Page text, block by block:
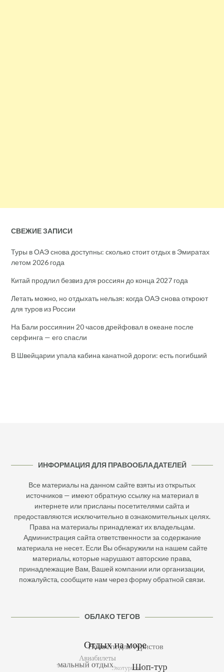
СВЕЖИЕ ЗАПИСИ
Туры в ОАЭ снова доступны: сколько стоит отдых в Эмиратах
летом 2026 года
Китай продлил безвиз для россиян до конца 2027 года
Летать можно, но отдыхать нельзя: когда ОАЭ снова откроют
для туров из России
На Бали россиянин 20 часов дрейфовал в океане после
серфинга — его спасли
В Швейцарии упала кабина канатной дороги: есть погибший
ИНФОРМАЦИЯ ДЛЯ ПРАВООБЛАДАТЕЛЕЙ
Все материалы на данном сайте взяты из открытых
источников — имеют обратную ссылку на материал в
интернете или присланы посетителями сайта и
предоставляются исключительно в ознакомительных целях.
Права на материалы принадлежат их владельцам.
Администрация сайта ответственности за содержание
материала не несет. Если Вы обнаружили на нашем сайте
материалы, которые нарушают авторские права,
принадлежащие Вам, Вашей компании или организации,
пожалуйста, сообщите нам через форму обратной связи.
ОБЛАКО ТЕГОВ